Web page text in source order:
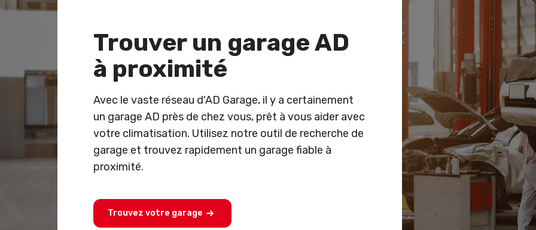
Trouver un garage AD
à proximité
Avec le vaste réseau d'AD Garage, il y a certainement
un garage AD près de chez vous, prêt à vous aider avec
votre climatisation. Utilisez notre outil de recherche de
garage et trouvez rapidement un garage fiable à
proximité.
Trouvez votre garage